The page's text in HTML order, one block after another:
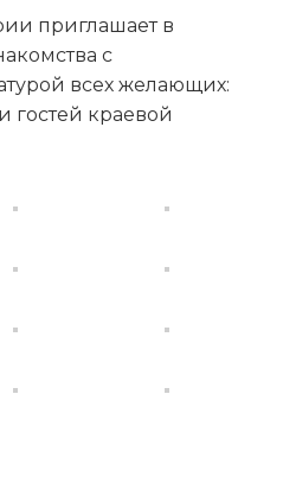
приглашает в
с
всех желающих:
гостей краевой